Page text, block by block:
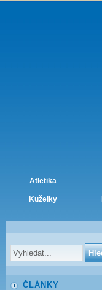
Atletika
Kuželky
ČLÁNKY